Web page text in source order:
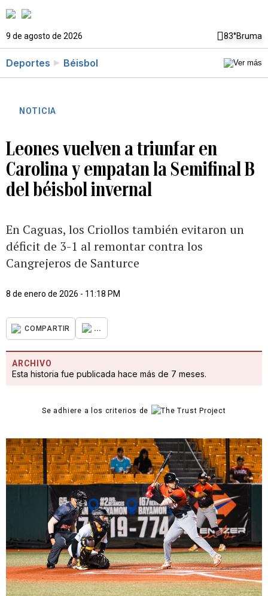
9 de agosto de 2026 83°Bruma
Deportes Béisbol
NOTICIA
Leones vuelven a triunfar en
Carolina y empatan la Semifinal B
del béisbol invernal
En Caguas, los Criollos también evitaron un
déficit de 3-1 al remontar contra los
Cangrejeros de Santurce
8 de enero de 2026 - 11:18 PM
COMPARTIR ...
ARCHIVO
Esta historia fue publicada hace más de 7 meses.
Se adhiere a los criterios de